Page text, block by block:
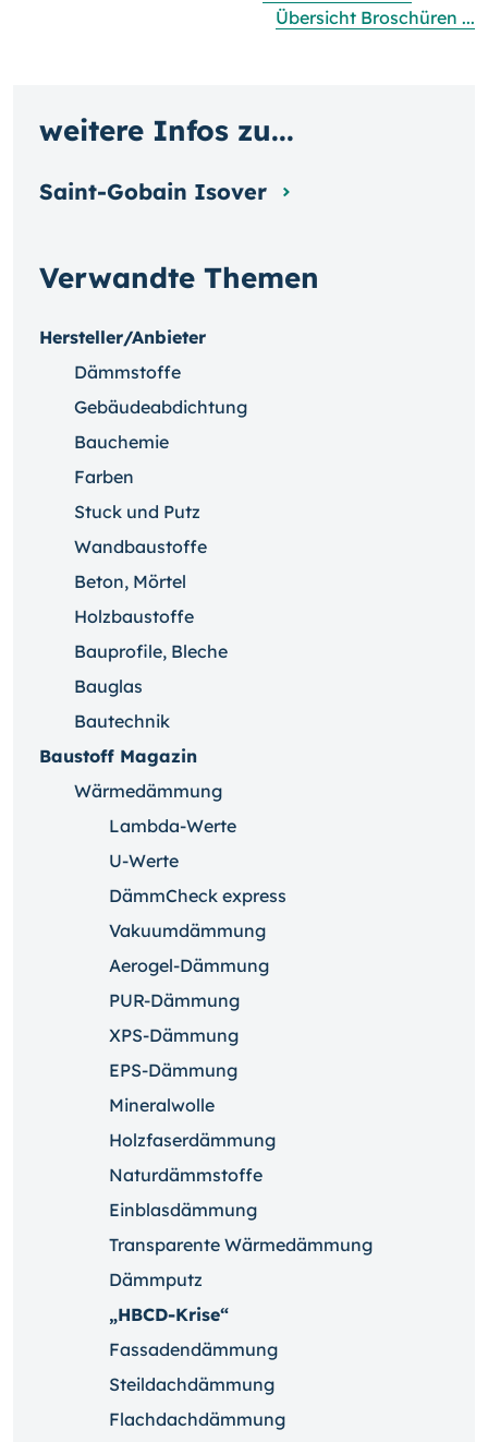
Übersicht Broschüren ...
Verwandte Themen
Hersteller/Anbieter
Dämmstoffe
Gebäudeabdichtung
Bauchemie
Farben
Stuck und Putz
Wandbaustoffe
Beton, Mörtel
Holzbaustoffe
Bauprofile, Bleche
Bauglas
Bautechnik
Baustoff Magazin
Wärmedämmung
Lambda-Werte
U-Werte
DämmCheck express
Vakuumdämmung
Aerogel-Dämmung
PUR-Dämmung
XPS-Dämmung
EPS-Dämmung
Mineralwolle
Holzfaserdämmung
Naturdämmstoffe
Einblasdämmung
Transparente Wärmedämmung
Dämmputz
„HBCD-Krise“
Fassadendämmung
Steildachdämmung
Flachdachdämmung
weitere Infos zu...
Saint-Gobain Isover